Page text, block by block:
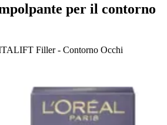
per il contorno
Filler - Contorno Occhi